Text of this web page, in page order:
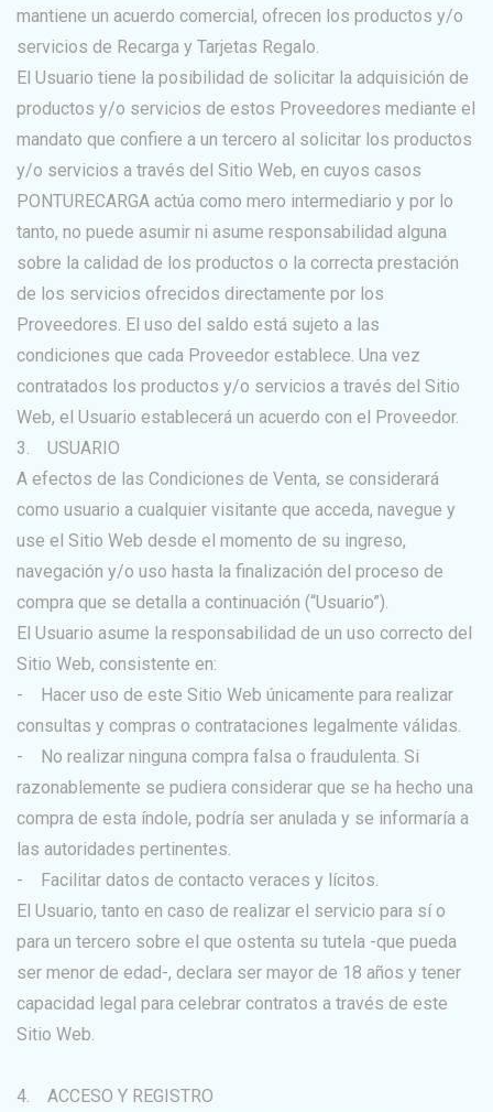
mantiene un acuerdo comercial, ofrecen los productos y/o
servicios de Recarga y Tarjetas Regalo.
El Usuario tiene la posibilidad de solicitar la adquisición de
productos y/o servicios de estos Proveedores mediante el
mandato que confiere a un tercero al solicitar los productos
y/o servicios a través del Sitio Web, en cuyos casos
PONTURECARGA actúa como mero intermediario y por lo
tanto, no puede asumir ni asume responsabilidad alguna
sobre la calidad de los productos o la correcta prestación
de los servicios ofrecidos directamente por los
Proveedores. El uso del saldo está sujeto a las
condiciones que cada Proveedor establece. Una vez
contratados los productos y/o servicios a través del Sitio
Web, el Usuario establecerá un acuerdo con el Proveedor.
3. USUARIO
A efectos de las Condiciones de Venta, se considerará
como usuario a cualquier visitante que acceda, navegue y
use el Sitio Web desde el momento de su ingreso,
navegación y/o uso hasta la finalización del proceso de
compra que se detalla a continuación (“Usuario”).
El Usuario asume la responsabilidad de un uso correcto del
Sitio Web, consistente en:
- Hacer uso de este Sitio Web únicamente para realizar
consultas y compras o contrataciones legalmente válidas.
- No realizar ninguna compra falsa o fraudulenta. Si
razonablemente se pudiera considerar que se ha hecho una
compra de esta índole, podría ser anulada y se informaría a
las autoridades pertinentes.
- Facilitar datos de contacto veraces y lícitos.
El Usuario, tanto en caso de realizar el servicio para sí o
para un tercero sobre el que ostenta su tutela -que pueda
ser menor de edad-, declara ser mayor de 18 años y tener
capacidad legal para celebrar contratos a través de este
Sitio Web.
4. ACCESO Y REGISTRO